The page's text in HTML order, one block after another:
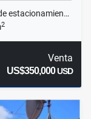
estacionamientos
2
Venta
US$350,000USD